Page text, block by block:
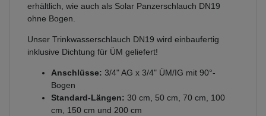
erhältlich, wie auch als Solar Panzerschlauch DN19
ohne Bogen.
Unser Trinkwasserschlauch DN19 wird einbaufertig
inklusive Dichtung für ÜM geliefert!
Anschlüsse: 3/4" AG x 3/4" ÜM/IG mit 90°-
Bogen
Standard-Längen: 30 cm, 50 cm, 70 cm, 100
cm, 150 cm und 200 cm